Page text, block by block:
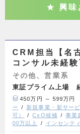
興味
CRM担当【名
コンサル未経
その他、営業系
東証プライム上場
450万円 ～ 599万円
ー
新規事業・新サービ
可）
CxO候補 事業
00万以上
インセンテ